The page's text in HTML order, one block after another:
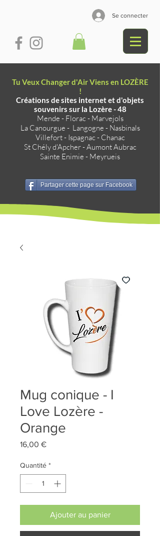
Se connecter
Tu Veux Changer d'Air Viens en LOZÈRE
!
Créations de sites internet et d'objets
souvenirs sur la Lozère - 48
Mende - Florac- Marvejols
La Canourgue - Langogne - Nasbinals
Villefort- Ispagnac- Chanac
St Chély d'Apcher-Aumont Aubrac
Sainte Enimie - Meyrueis
Partager cette page sur Facebook
Mug conique - I
Love Lozère -
Orange
16,00 €Prix
Quantité *
Ajouter au panier